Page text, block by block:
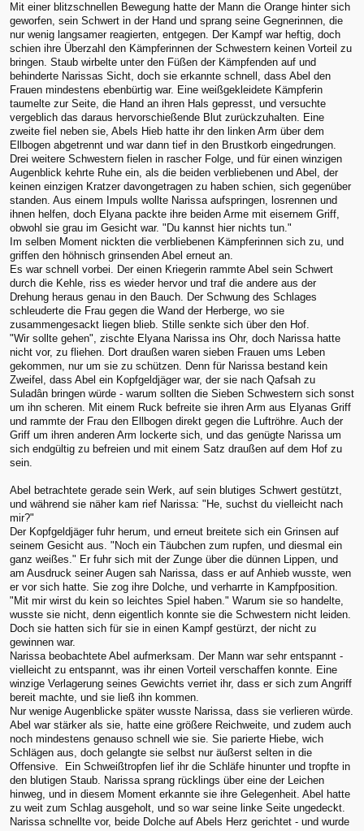
Mit einer blitzschnellen Bewegung hatte der Mann die Orange hinter sich
geworfen, sein Schwert in der Hand und sprang seine Gegnerinnen, die
nur wenig langsamer reagierten, entgegen. Der Kampf war heftig, doch
schien ihre Überzahl den Kämpferinnen der Schwestern keinen Vorteil zu
bringen. Staub wirbelte unter den Füßen der Kämpfenden auf und
behinderte Narissas Sicht, doch sie erkannte schnell, dass Abel den
Frauen mindestens ebenbürtig war. Eine weißgekleidete Kämpferin
taumelte zur Seite, die Hand an ihren Hals gepresst, und versuchte
vergeblich das daraus hervorschießende Blut zurückzuhalten. Eine
zweite fiel neben sie, Abels Hieb hatte ihr den linken Arm über dem
Ellbogen abgetrennt und war dann tief in den Brustkorb eingedrungen.
Drei weitere Schwestern fielen in rascher Folge, und für einen winzigen
Augenblick kehrte Ruhe ein, als die beiden verbliebenen und Abel, der
keinen einzigen Kratzer davongetragen zu haben schien, sich gegenüber
standen. Aus einem Impuls wollte Narissa aufspringen, losrennen und
ihnen helfen, doch Elyana packte ihre beiden Arme mit eisernem Griff,
obwohl sie grau im Gesicht war. "Du kannst hier nichts tun."
Im selben Moment nickten die verbliebenen Kämpferinnen sich zu, und
griffen den höhnisch grinsenden Abel erneut an.
Es war schnell vorbei. Der einen Kriegerin rammte Abel sein Schwert
durch die Kehle, riss es wieder hervor und traf die andere aus der
Drehung heraus genau in den Bauch. Der Schwung des Schlages
schleuderte die Frau gegen die Wand der Herberge, wo sie
zusammengesackt liegen blieb. Stille senkte sich über den Hof.
"Wir sollte gehen", zischte Elyana Narissa ins Ohr, doch Narissa hatte
nicht vor, zu fliehen. Dort draußen waren sieben Frauen ums Leben
gekommen, nur um sie zu schützen. Denn für Narissa bestand kein
Zweifel, dass Abel ein Kopfgeldjäger war, der sie nach Qafsah zu
Suladân bringen würde - warum sollten die Sieben Schwestern sich sonst
um ihn scheren. Mit einem Ruck befreite sie ihren Arm aus Elyanas Griff
und rammte der Frau den Ellbogen direkt gegen die Luftröhre. Auch der
Griff um ihren anderen Arm lockerte sich, und das genügte Narissa um
sich endgültig zu befreien und mit einem Satz draußen auf dem Hof zu
sein.
Abel betrachtete gerade sein Werk, auf sein blutiges Schwert gestützt,
und während sie näher kam rief Narissa: "He, suchst du vielleicht nach
mir?"
Der Kopfgeldjäger fuhr herum, und erneut breitete sich ein Grinsen auf
seinem Gesicht aus. "Noch ein Täubchen zum rupfen, und diesmal ein
ganz weißes." Er fuhr sich mit der Zunge über die dünnen Lippen, und
am Ausdruck seiner Augen sah Narissa, dass er auf Anhieb wusste, wen
er vor sich hatte. Sie zog ihre Dolche, und verharrte in Kampfposition.
"Mit mir wirst du kein so leichtes Spiel haben." Warum sie so handelte,
wusste sie nicht, denn eigentlich konnte sie die Schwestern nicht leiden.
Doch sie hatten sich für sie in einen Kampf gestürzt, der nicht zu
gewinnen war.
Narissa beobachtete Abel aufmerksam. Der Mann war sehr entspannt -
vielleicht zu entspannt, was ihr einen Vorteil verschaffen konnte. Eine
winzige Verlagerung seines Gewichts verriet ihr, dass er sich zum Angriff
bereit machte, und sie ließ ihn kommen.
Nur wenige Augenblicke später wusste Narissa, dass sie verlieren würde.
Abel war stärker als sie, hatte eine größere Reichweite, und zudem auch
noch mindestens genauso schnell wie sie. Sie parierte Hiebe, wich
Schlägen aus, doch gelangte sie selbst nur äußerst selten in die
Offensive. Ein Schweißtropfen lief ihr die Schläfe hinunter und tropfte in
den blutigen Staub. Narissa sprang rücklings über eine der Leichen
hinweg, und in diesem Moment erkannte sie ihre Gelegenheit. Abel hatte
zu weit zum Schlag ausgeholt, und so war seine linke Seite ungedeckt.
Narissa schnellte vor, beide Dolche auf Abels Herz gerichtet - und wurde